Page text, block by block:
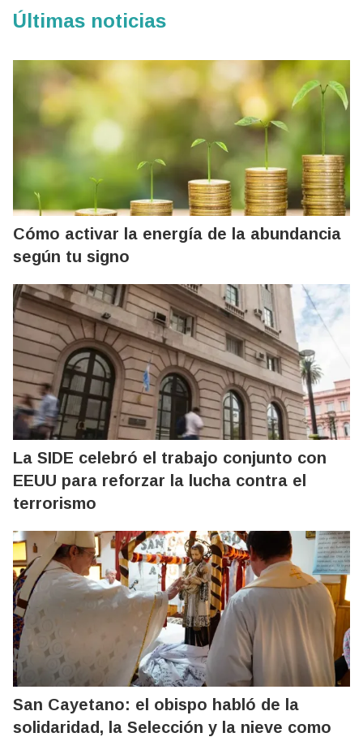
Últimas noticias
Cómo activar la energía de la abundancia
según tu signo
La SIDE celebró el trabajo conjunto con
EEUU para reforzar la lucha contra el
terrorismo
San Cayetano: el obispo habló de la
solidaridad, la Selección y la nieve como